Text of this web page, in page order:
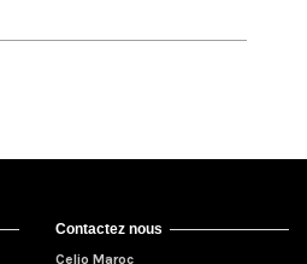
Contactez nous
Celio Maroc